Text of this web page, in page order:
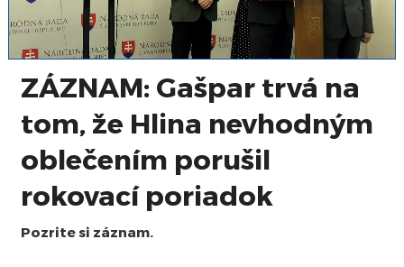
ZÁZNAM: Gašpar trvá na
tom, že Hlina nevhodným
oblečením porušil
rokovací poriadok
Pozrite si záznam.